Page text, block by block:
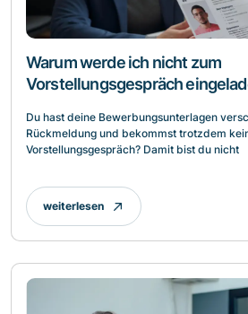
Warum werde ich nicht zum
Vorstellungsgespräch
Du hast deine Bewerbungsunterlagen
Rückmeldung und bekommst trotzdem
Vorstellungsgespräch? Damit bist du nicht
weiterlesen